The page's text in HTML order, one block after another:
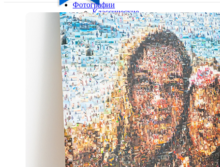
Ваш город:
Ваш регион доставки
Выберите из списка:
Фотографии
Классические
фото
10х10
10х15
13х18
15х15
15х20
20х20
20х30
30х30
30х40
А4
Фото
в
рамке
10х10
10×15
13×18